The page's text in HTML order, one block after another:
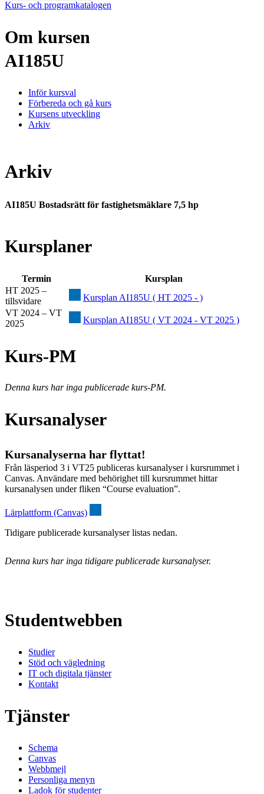
Kurs- och programkatalogen
Om kursen
AI185U
Inför kursval
Förbereda och gå kurs
Kursens utveckling
Arkiv
Arkiv
AI185U Bostadsrätt för fastighetsmäklare 7,5 hp
Kursplaner
Termin
Kursplan
HT 2025 –
tillsvidare
Kursplan AI185U ( HT 2025 - )
VT 2024 – VT
2025
Kursplan AI185U ( VT 2024 - VT 2025 )
Kurs-PM
Denna kurs har inga publicerade kurs-PM.
Kursanalyser
Kursanalyserna har flyttat!
Från läsperiod 3 i VT25 publiceras kursanalyser i kursrummet i
Canvas. Användare med behörighet till kursrummet hittar
kursanalysen under fliken “Course evaluation”.
Lärplattform (Canvas)
Tidigare publicerade kursanalyser listas nedan.
Denna kurs har inga tidigare publicerade kursanalyser.
Studentwebben
Studier
Stöd och vägledning
IT och digitala tjänster
Kontakt
Tjänster
Schema
Canvas
Webbmejl
Personliga menyn
Ladok för studenter